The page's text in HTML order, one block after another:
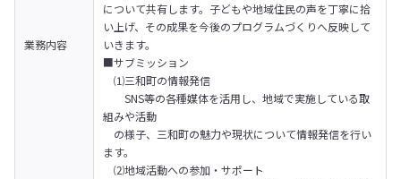
業務内容
について共有します。子どもや地域住民の声を丁寧に拾
い上げ、その成果を今後のプログラムづくりへ反映して
いきます。
■サブミッション
⑴三和町の情報発信
SNS等の各種媒体を活用し、地域で実施している取
組みや活動
の様子、三和町の魅力や現状について情報発信を行い
ます。
⑵地域活動への参加・サポート